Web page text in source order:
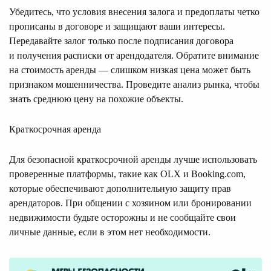
Убедитесь, что условия внесения залога и предоплаты четко
прописаны в договоре и защищают ваши интересы.
Передавайте залог только после подписания договора
и получения расписки от арендодателя. Обратите внимание
на стоимость аренды — слишком низкая цена может быть
признаком мошенничества. Проведите анализ рынка, чтобы
знать среднюю цену на похожие объекты.
Краткосрочная аренда
Для безопасной краткосрочной аренды лучше использовать
проверенные платформы, такие как OLX и Booking.com,
которые обеспечивают дополнительную защиту прав
арендаторов. При общении с хозяином или бронировании
недвижимости будьте осторожны и не сообщайте свои
личные данные, если в этом нет необходимости.